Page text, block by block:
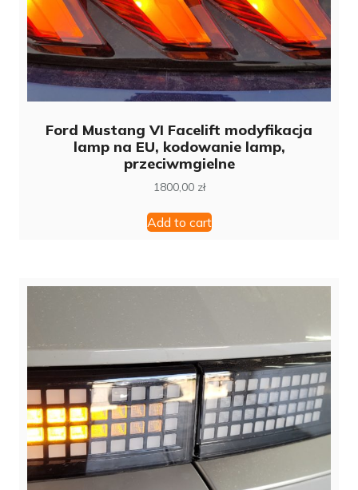
Ford Mustang VI Facelift modyfikacja
lamp na EU, kodowanie lamp,
przeciwmgielne
1800,00 zł
Add to cart